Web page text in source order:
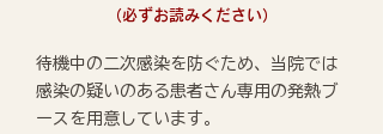
（必ずお読みください）
待機中の二次感染を防ぐため、当院では
感染の疑いのある患者さん専用の発熱ブ
ースを用意しています。